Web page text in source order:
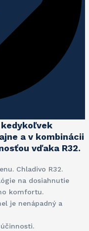
a v kombinácii
vďaka R32.
Chladivo R32.
na dosiahnutie
komfortu.
je nenápadný a